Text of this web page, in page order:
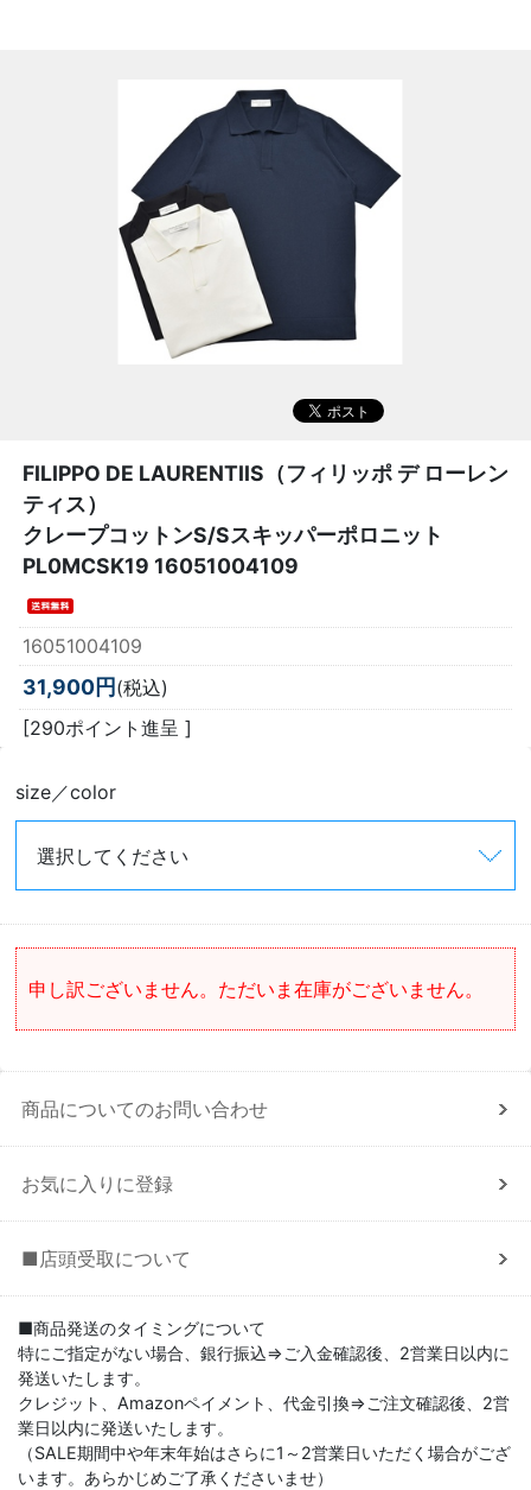
FILIPPO DE LAURENTIIS（フィリッポ デ ローレン
ティス）
クレープコットンS/Sスキッパーポロニット
PL0MCSK19 16051004109
16051004109
31,900円(税込)
[290ポイント進呈 ]
size／color
申し訳ございません。ただいま在庫がございません。
商品についてのお問い合わせ
お気に入りに登録
■店頭受取について
■商品発送のタイミングについて
特にご指定がない場合、銀行振込⇒ご入金確認後、2営業日以内に
発送いたします。
クレジット、Amazonペイメント、代金引換⇒ご注文確認後、2営
業日以内に発送いたします。
（SALE期間中や年末年始はさらに1～2営業日いただく場合がござ
います。あらかじめご了承くださいませ）